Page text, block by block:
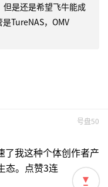
是还是希望飞牛能成
TureNAS，OMV
号盘50
了我这种个体创作者产
态。点赞3连